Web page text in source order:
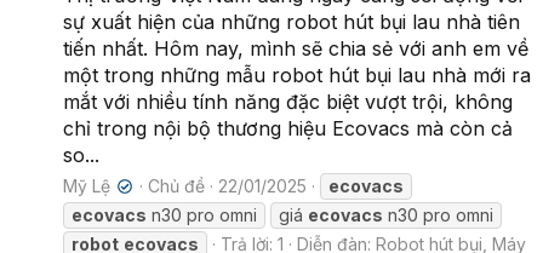
sự xuất hiện của những robot hút bụi lau nhà tiên
tiến nhất. Hôm nay, mình sẽ chia sẻ với anh em về
một trong những mẫu robot hút bụi lau nhà mới ra
mắt với nhiều tính năng đặc biệt vượt trội, không
chỉ trong nội bộ thương hiệu Ecovacs mà còn cả
so...
Mỹ Lệ ✔ Chủ đề 22/01/2025
ecovacs
ecovacs n30 pro omni giá ecovacs n30 pro omni
robot ecovacs Trả lời: 1 Diễn đàn: Robot hút bụi, Máy